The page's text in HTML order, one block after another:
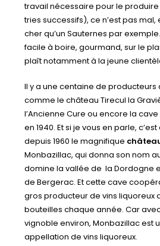
travail nécessaire pour le
tries successifs), ce n’est pas
cher qu’un Sauternes par
facile à boire, gourmand, sur le
plaît notamment à la jeune
Il y a une centaine de producteurs
comme le château Tirecul la
l’Ancienne Cure ou encore la
en 1940. Et si je vous en parle,
depuis 1960 le magnifique
Monbazillac, qui donna son nom
domine la vallée de la Dordogne
de Bergerac. Et cette cave
gros producteur de vins liquoreux
bouteilles chaque année. Car
vignoble environ, Monbazillac est
appellation de vins liquoreux.